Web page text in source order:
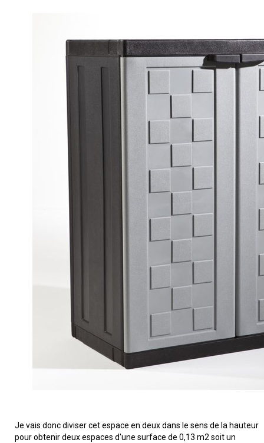
Je vais donc diviser cet espace en deux dans le sens de la hauteur
pour obtenir deux espaces d'une surface de 0,13 m2 soit un